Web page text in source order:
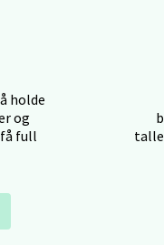
holde
og
full